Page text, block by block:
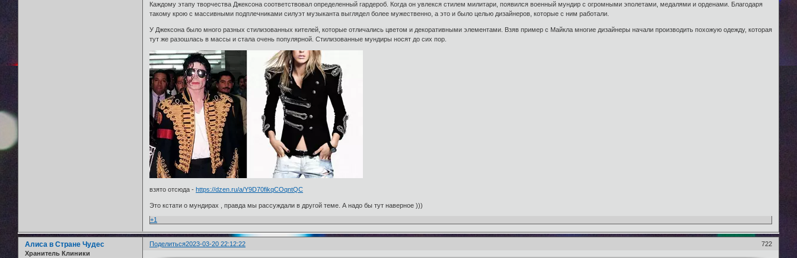
Каждому этапу творчества Джексона соответствовал определенный гардероб. Когда он увлекся стилем милитари, появился военный мундир с огромными эполетами, медалями и орденами. Благодаря
такому крою с массивными подплечниками силуэт музыканта выглядел более мужественно, а это и было целью дизайнеров, которые с ним работали.
У Джексона было много разных стилизованных кителей, которые отличались цветом и декоративными элементами. Взяв пример с Майкла многие дизайнеры начали производить похожую одежду, которая
тут же разошлась в массы и стала очень популярной. Стилизованные мундиры носят до сих пор.
взято отсюда -https://dzen.ru/a/Y9D70fikqCOqntQC
Это кстати о мундирах , правда мы рассуждали в другой теме. А надо бы тут наверное )))
+1
Поделиться 722
2023-03-20 22:12:22
Алиса в Стране Чудес
Хранитель Клиники